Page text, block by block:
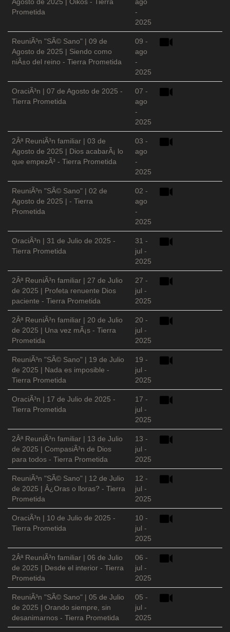
Prometida
-
2025
ReuniÃ³n "SÃ© Sano" | 09 de
Agosto de 2025 | Siendo como
niÃ±o del reino - Tierra Prometida
09 -
ago
-
2025
OraciÃ³n | 07 de Agosto de 2025 -
Tierra Prometida
07 -
ago
-
2025
2Âª ReuniÃ³n familiar | 03 de
Agosto de 2025 | Dios acabarÃ¡ lo
que empezÃ³ - Tierra Prometida
03 -
ago
-
2025
ReuniÃ³n "SÃ© Sano" | 02 de
Agosto de 2025 | - Tierra
Prometida
02 -
ago
-
2025
OraciÃ³n | 31 de Julio de 2025 -
Tierra Prometida
31 -
jul -
2025
2Âª ReuniÃ³n familiar | 27 de Julio
de 2025 | Profeta renuente Dios
paciente - Tierra Prometida
27 -
jul -
2025
2Âª ReuniÃ³n familiar | 20 de Julio
de 2025 | Una vez mÃ¡s - Tierra
Prometida
20 -
jul -
2025
ReuniÃ³n "SÃ© Sano" | 19 de Julio
de 2025 | Nada es imposible -
Tierra Prometida
19 -
jul -
2025
OraciÃ³n | 17 de Julio de 2025 -
Tierra Prometida
17 -
jul -
2025
2Âª ReuniÃ³n familiar | 13 de Julio
de 2025 | CompasiÃ³n de Dios
para todos - Tierra Prometida
13 -
jul -
2025
ReuniÃ³n "SÃ© Sano" | 12 de Julio
de 2025 | Â¿Oras o lloras? - Tierra
Prometida
12 -
jul -
2025
OraciÃ³n | 10 de Julio de 2025 -
Tierra Prometida
10 -
jul -
2025
2Âª ReuniÃ³n familiar | 06 de Julio
de 2025 | Desde el interior - Tierra
Prometida
06 -
jul -
2025
ReuniÃ³n "SÃ© Sano" | 05 de Julio
de 2025 | Orando siempre, sin
desanimarnos - Tierra Prometida
05 -
jul -
2025